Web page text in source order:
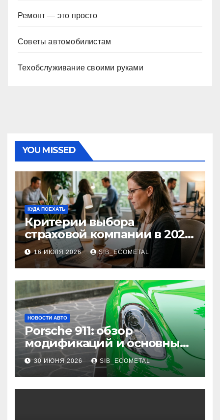
Ремонт — это просто
Советы автомобилистам
Техобслуживание своими руками
YOU MISSED
КУДА ПОЕХАТЬ
Критерии выбора
страховой компании в 2026
году: надежность и
реальные отзывы о
выплатах
16 ИЮЛЯ 2026 SIB_ECOMETAL
НОВОСТИ АВТО
Porsche 911: обзор
модификаций и основные
характеристики
30 ИЮНЯ 2026 SIB_ECOMETAL